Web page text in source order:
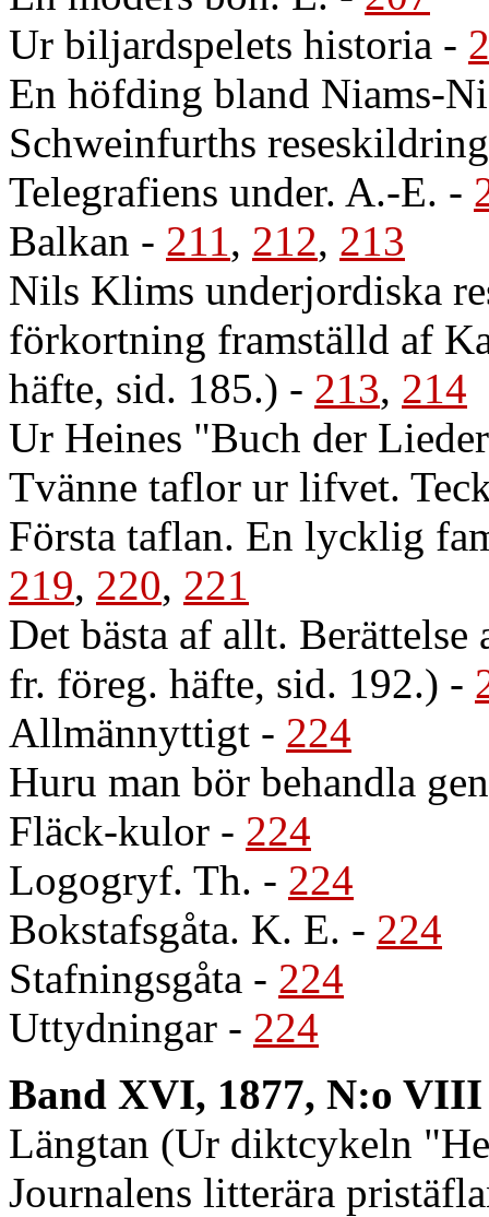
Ur biljardspelets historia -
En höfding bland Niams-
Schweinfurths
Telegrafiens under. A.-E. -
Balkan - 211, 212, 213
Nils Klims underjordiska
förkortning framställd af
häfte, sid. 185.) - 213, 214
Ur Heines "Buch der
Tvänne taflor ur lifvet.
Första taflan. En lycklig
219, 220, 221
Det bästa af allt.
fr. föreg. häfte, sid. 192.) -
Allmännyttigt - 224
Huru man bör behandla
Fläck-kulor - 224
Logogryf. Th. - 224
Bokstafsgåta. K. E. - 224
Stafningsgåta - 224
Uttydningar - 224
Band XVI, 1877, N:o VIII
Längtan (Ur diktcykeln
Journalens litterära